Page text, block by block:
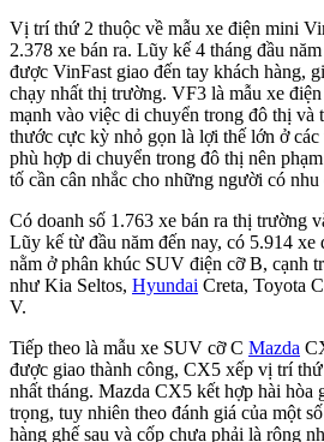
Vị trí thứ 2 thuộc về mẫu xe điện mini
2.378 xe bán ra. Lũy kế 4 tháng đầu
được VinFast giao đến tay khách hàng,
chạy nhất thị trường. VF3 là mẫu xe
mạnh vào việc di chuyển trong đô thị và
thước cực kỳ nhỏ gọn là lợi thế lớn ở
phù hợp di chuyển trong đô thị nên
tố cần cân nhắc cho những người có
Có doanh số 1.763 xe bán ra thị trường
Lũy kế từ đầu năm đến nay, có 5.914
nằm ở phân khúc SUV điện cỡ B, cạnh
như Kia Seltos, Hyundai Creta, Toyota
V.
Tiếp theo là mẫu xe SUV cỡ C Mazda
được giao thành công, CX5 xếp vị trí
nhất tháng. Mazda CX5 kết hợp hài hòa
trọng, tuy nhiên theo đánh giá của một
hàng ghế sau và cốp chưa phải là rộng